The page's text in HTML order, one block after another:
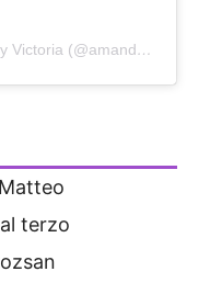
Un post condiviso da Amanda Kay Victoria (@amandaanisimova)
terzo